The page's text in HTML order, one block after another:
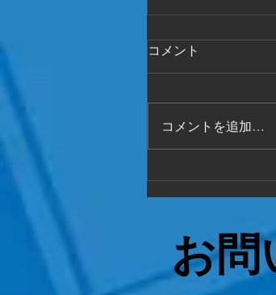
回収
空き家整理 全く
コメント
コメントを追加…
お問